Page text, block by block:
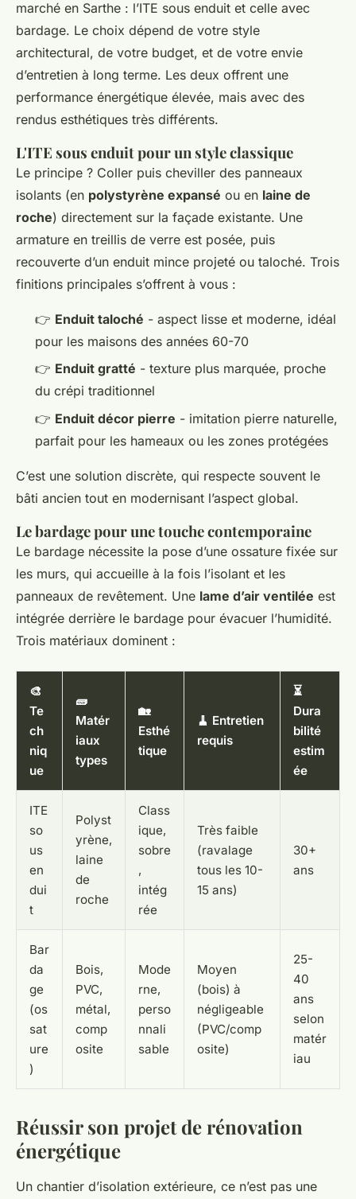
marché en Sarthe : l’ITE sous enduit et celle avec
bardage. Le choix dépend de votre style
architectural, de votre budget, et de votre envie
d’entretien à long terme. Les deux offrent une
performance énergétique élevée, mais avec des
rendus esthétiques très différents.
L'ITE sous enduit pour un style classique
Le principe ? Coller puis cheviller des panneaux
isolants (en polystyrène expansé ou en laine de
roche) directement sur la façade existante. Une
armature en treillis de verre est posée, puis
recouverte d’un enduit mince projeté ou taloché. Trois
finitions principales s’offrent à vous :
👉 Enduit taloché - aspect lisse et moderne, idéal
pour les maisons des années 60-70
👉 Enduit gratté - texture plus marquée, proche
du crépi traditionnel
👉 Enduit décor pierre - imitation pierre naturelle,
parfait pour les hameaux ou les zones protégées
C’est une solution discrète, qui respecte souvent le
bâti ancien tout en modernisant l’aspect global.
Le bardage pour une touche contemporaine
Le bardage nécessite la pose d’une ossature fixée sur
les murs, qui accueille à la fois l’isolant et les
panneaux de revêtement. Une lame d’air ventilée est
intégrée derrière le bardage pour évacuer l’humidité.
Trois matériaux dominent :
🎨
Te
ch
niq
ue
🧱
Matér
iaux
types
🏡
Esthé
tique
🧹 Entretien
requis
⏳
Dura
bilité
estim
ée
ITE
so
us
en
dui
t
Polyst
yrène,
laine
de
roche
Class
ique,
sobre
,
intég
rée
Très faible
(ravalage
tous les 10-
15 ans)
30+
ans
Bar
da
ge
(os
sat
ure
)
Bois,
PVC,
métal,
comp
osite
Mode
rne,
perso
nnali
sable
Moyen
(bois) à
négligeable
(PVC/comp
osite)
25-
40
ans
selon
matér
iau
Réussir son projet de rénovation
énergétique
Un chantier d’isolation extérieure, ce n’est pas une